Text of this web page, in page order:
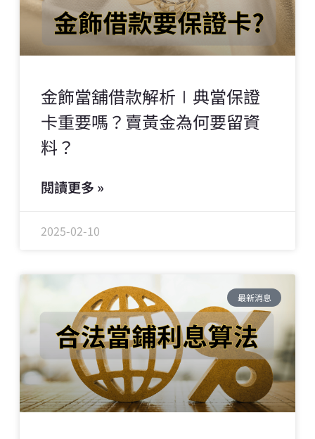
金飾當舖借款解析∣典當保證
卡重要嗎？賣黃金為何要留資
料？
閱讀更多 »
2025-02-10
最新消息